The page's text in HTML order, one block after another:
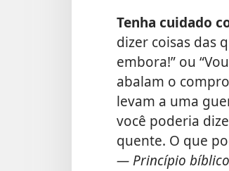
Tenha cuidado
dizer coisas das
embora!” ou
abalam o
levam a uma
você poderia
quente. O que
— Princípio